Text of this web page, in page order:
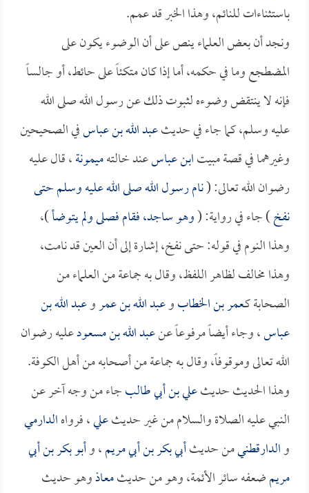
باستثناءات للنائم، وهذا الخبر قد عمم.
ونجد أن بعض العلماء ينص على أن الوضوء يكون على
المضطجع وما في حكمه، أما إذا كان متكئاً على حائط، أو جالساً
فإنه لا ينتقض وضوءه لثبوت ذلك عن رسول الله صلى الله
عليه وسلم، كما جاء في حديثعبد الله بن عباسفي الصحيحين
وغيرهما في قصة مبيتابن عباسعند خالتهميمونة، قال عليه
رضوان الله تعالى: (نام رسول الله صلى الله عليه وسلم حتى
نفخ) جاء في رواية: (وهو ساجد، فقام فصلى ولم يتوضأ)،
وهذا النوم في قوله: حتى نفخ، إشارة إلى أن العين قد نامت،
وهذا مخالف لظاهر اللفظ، وقال به جماعة من العلماء من
الصحابة كـعمر بن الخطابوعبد الله بن عمروعبد الله بن
عباس، وجاء أيضاً مرفوعاً عنعبد الله بن مسعودعليه رضوان
الله تعالى وموقوفاً، وقال به جماعة من أصحابه من أهل الكوفة.
وهذا الحديث حديثعلي بن أبي طالبجاء من وجه آخر عن
النبي عليه الصلاة والسلام من غير حديثعلي، فرواهالدارمي
والدارقطنيمن حديثأبي بكر بن أبي مريم، وأبو بكر بن أبي
مريمضعفه سائر الأئمة، وهو من حديثمعاذوهو حديث